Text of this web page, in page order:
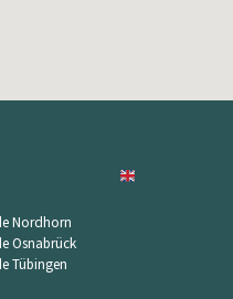
Nordhorn
Osnabrück
Tübingen